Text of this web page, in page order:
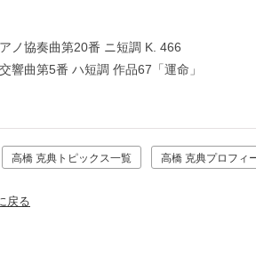
ノ協奏曲第20番 ニ短調 K. 466
響曲第5番 ハ短調 作品67「運命」
高橋 克典トピックス一覧 高橋 克典プロフィ
戻る